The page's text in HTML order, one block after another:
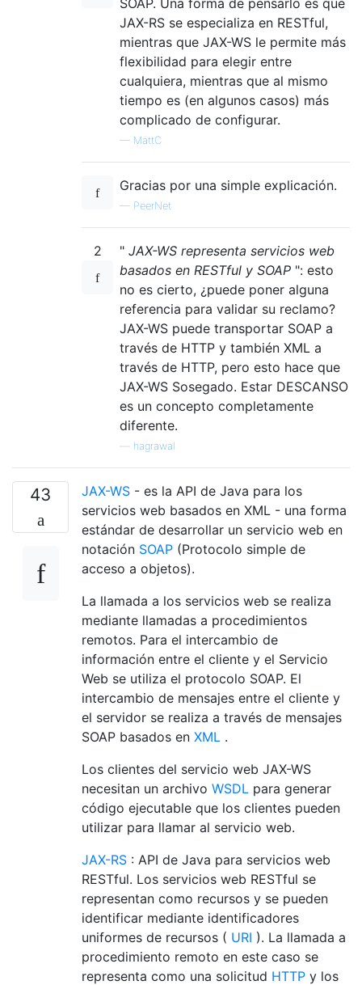
JAX-RS se especializa en RESTful,
mientras que JAX-WS le permite más
flexibilidad para elegir entre
cualquiera, mientras que al mismo
tiempo es (en algunos casos) más
complicado de configurar.
— MattC
Gracias por una simple explicación.
— PeerNet
2 " JAX-WS representa servicios web
basados ​​en RESTful y SOAP ": esto
no es cierto, ¿puede poner alguna
referencia para validar su reclamo?
JAX-WS puede transportar SOAP a
través de HTTP y también XML a
través de HTTP, pero esto hace que
JAX-WS Sosegado. Estar DESCANSO
es un concepto completamente
diferente.
hagrawal
43 JAX-WS - es la API de Java para los
servicios web basados ​​en XML - una forma
estándar de desarrollar un servicio web en
notación SOAP (Protocolo simple de
acceso a objetos).
La llamada a los servicios web se realiza
mediante llamadas a procedimientos
remotos. Para el intercambio de
información entre el cliente y el Servicio
Web se utiliza el protocolo SOAP. El
intercambio de mensajes entre el cliente y
el servidor se realiza a través de mensajes
SOAP basados ​​en XML .
Los clientes del servicio web JAX-WS
necesitan un archivo WSDL para generar
código ejecutable que los clientes pueden
utilizar para llamar al servicio web.
JAX-RS : API de Java para servicios web
RESTful. Los servicios web RESTful se
representan como recursos y se pueden
identificar mediante identificadores
uniformes de recursos ( URI ). La llamada a
procedimiento remoto en este caso se
representa como una solicitud HTTP y los